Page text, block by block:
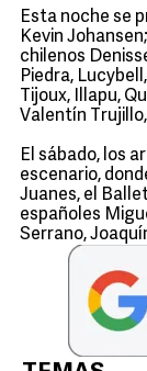
Esta noche se
Kevin
chilenos
Piedra,
Tijoux, Illapu,
Valentín
El sábado, los
escenario,
Juanes, el
españoles
Serrano,